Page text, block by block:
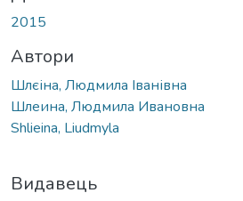
2015
Автори
Шлєіна, Людмила Іванівна
Шлеина, Людмила Ивановна
Shlieina, Liudmyla
Видавець